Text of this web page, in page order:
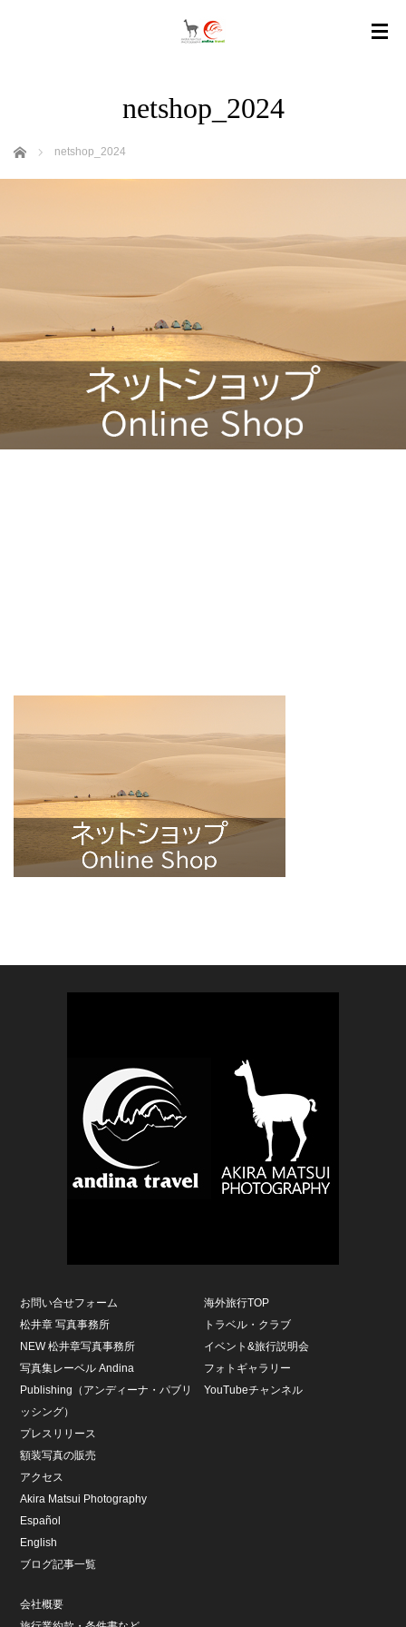
netshop_2024
ホーム netshop_2024
お問い合せフォーム
松井章 写真事務所
NEW 松井章写真事務所
写真集レーベル Andina
Publishing（アンディーナ・パブリ
ッシング）
プレスリリース
額装写真の販売
アクセス
Akira Matsui Photography
Español
English
ブログ記事一覧
海外旅行TOP
トラベル・クラブ
イベント&旅行説明会
フォトギャラリー
YouTubeチャンネル
会社概要